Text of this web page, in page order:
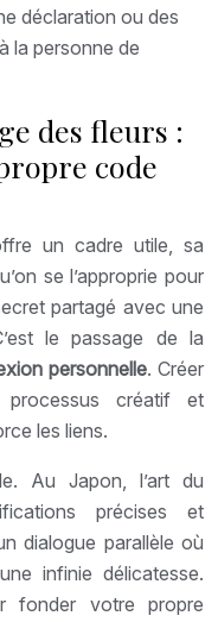
déclaration ou des
la personne de
des fleurs :
code
un cadre utile, sa
se l’approprie pour
partagé avec une
le passage de la
personnelle. Créer
créatif et
les liens.
Au Japon, l’art du
précises et
dialogue parallèle où
infinie délicatesse.
fonder votre propre